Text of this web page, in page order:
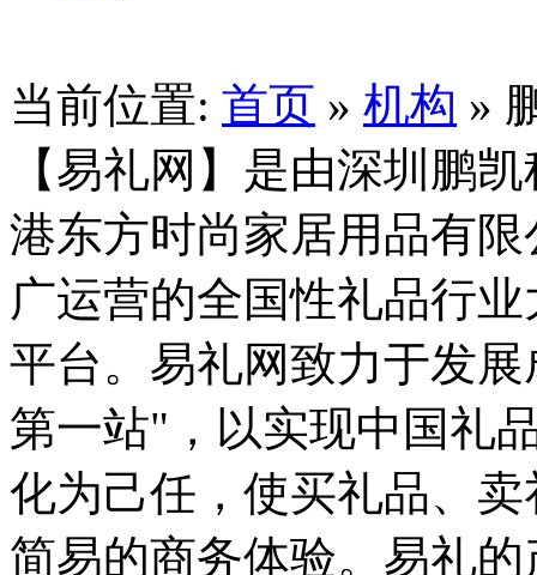
当前位置: 首页 » 机构 »
【易礼网】是由深圳鹏
港东方时尚家居用品有
广运营的全国性礼品行
平台。易礼网致力于发
第一站"，以实现中国礼
化为己任，使买礼品、
简易的商务体验。易礼